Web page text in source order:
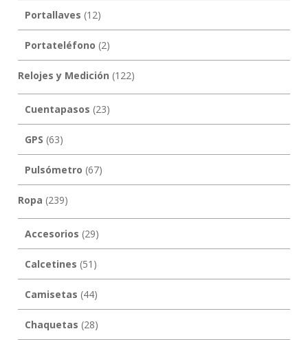
Portallaves (12)
Portateléfono (2)
Relojes y Medición (122)
Cuentapasos (23)
GPS (63)
Pulsómetro (67)
Ropa (239)
Accesorios (29)
Calcetines (51)
Camisetas (44)
Chaquetas (28)